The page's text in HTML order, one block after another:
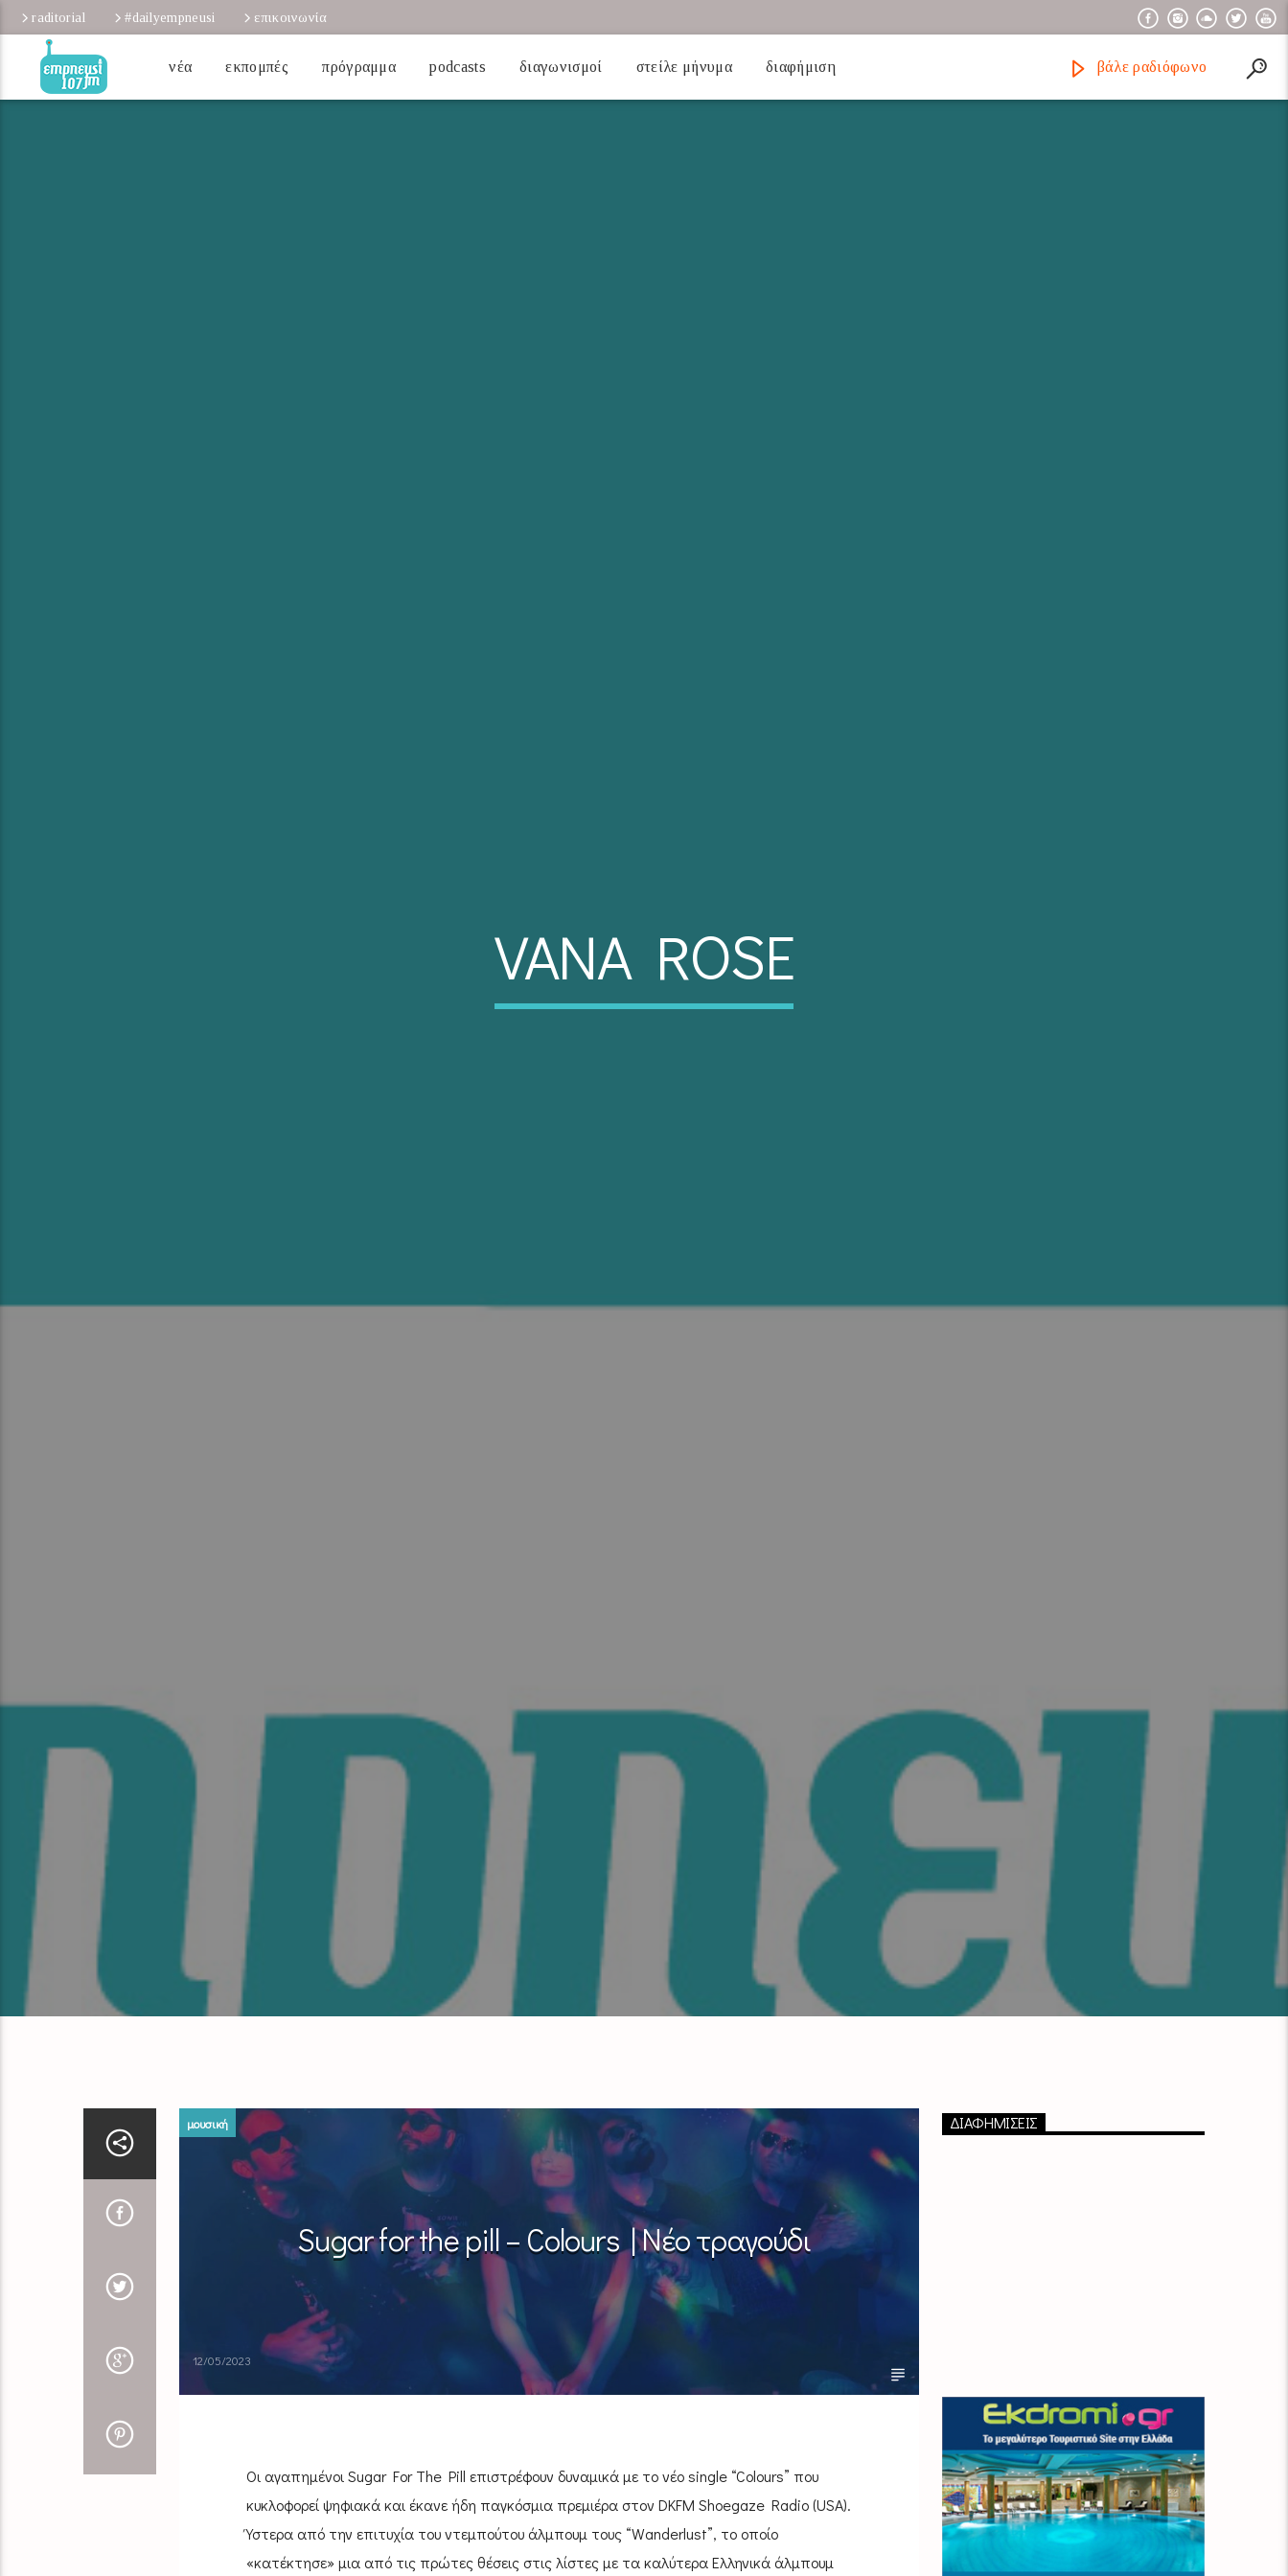
raditorial #dailyempneusi επικοινωνία
νέα εκπομπές πρόγραμμα podcasts διαγωνισμοί στείλε μήνυμα διαφήμιση βάλε ραδιόφωνο
VANA ROSE
μουσική
Sugar for the pill – Colours | Νέο τραγούδι
12/05/2023
Οι αγαπημένοι Sugar For The Pill επιστρέφουν δυναμικά με το νέo single “Colours” που
κυκλοφορεί ψηφιακά και έκανε ήδη παγκόσμια πρεμιέρα στον DKFM Shoegaze Radio (USA).
Ύστερα από την επιτυχία του ντεμπούτου άλμπουμ τους “Wanderlust”, το οποίο
«κατέκτησε» μια από τις πρώτες θέσεις στις λίστες με τα καλύτερα Ελληνικά άλμπουμ
ΔΙΑΦΗΜΙΣΕΙΣ